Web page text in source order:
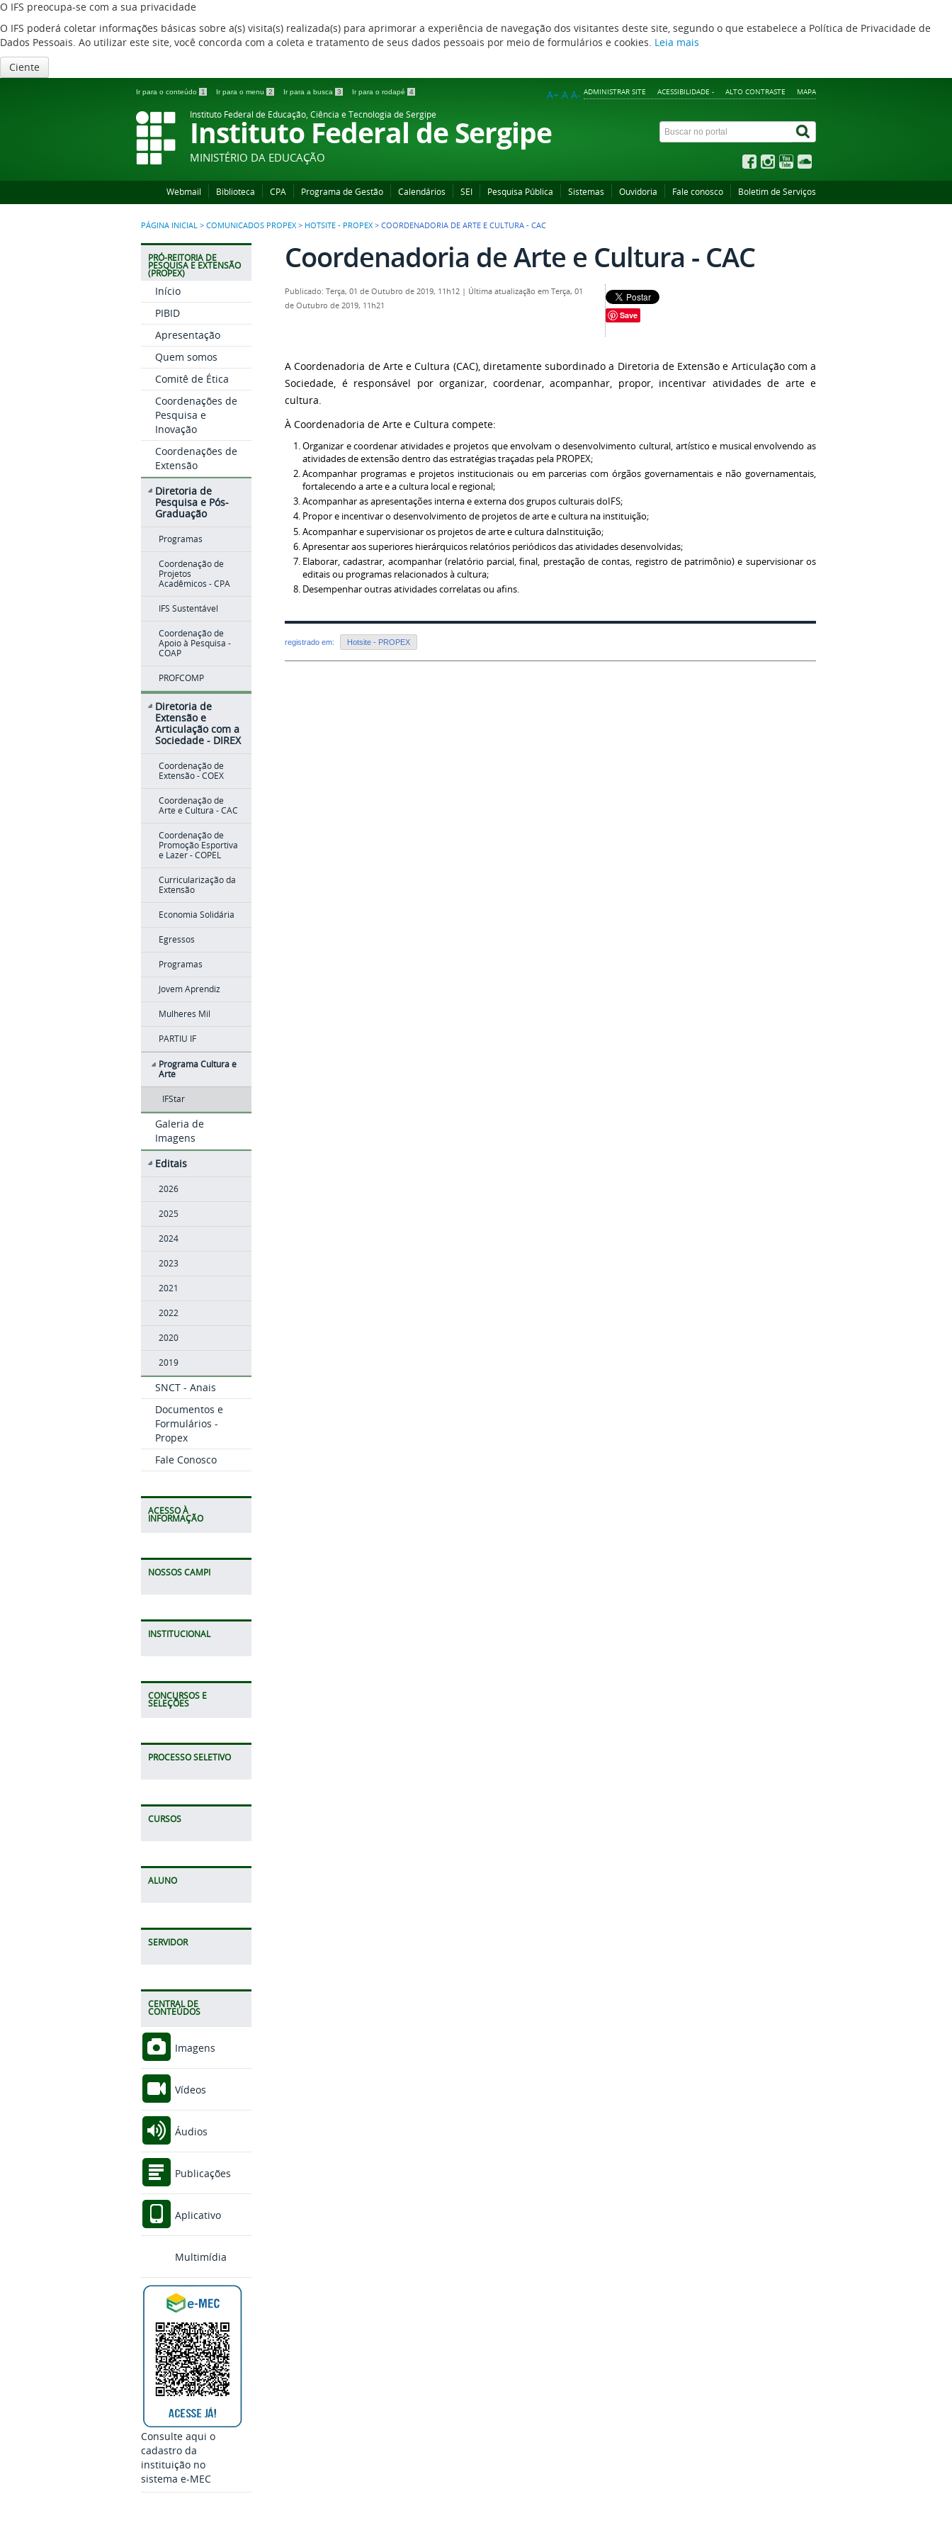
O IFS preocupa-se com a sua privacidade
O IFS poderá coletar informações básicas sobre a(s) visita(s) realizada(s) para aprimorar a experiência de navegação dos visitantes deste site, segundo o que estabelece a Política de Privacidade de
Dados Pessoais. Ao utilizar este site, você concorda com a coleta e tratamento de seus dados pessoais por meio de formulários e cookies. Leia mais
Ciente
Ir para o conteúdo 1 Ir para o menu 2 Ir para a busca 3 Ir para o rodapé 4 ADMINISTRAR SITE ACESSIBILIDADE - ALTO CONTRASTE MAPA
A+ A A-
Instituto Federal de Educação, Ciência e Tecnologia de Sergipe
Instituto Federal de Sergipe
MINISTÉRIO DA EDUCAÇÃO
Webmail Biblioteca CPA Programa de Gestão Calendários SEI Pesquisa Pública Sistemas Ouvidoria Fale conosco Boletim de Serviços
PÁGINA INICIAL > COMUNICADOS PROPEX > HOTSITE - PROPEX > COORDENADORIA DE ARTE E CULTURA - CAC
PRÓ-REITORIA DE
PESQUISA E EXTENSÃO
(PROPEX)
Início
PIBID
Apresentação
Quem somos
Comitê de Ética
Coordenações de
Pesquisa e
Inovação
Coordenações de
Extensão
Diretoria de
Pesquisa e Pós-
Graduação
Programas
Coordenação de
Projetos
Acadêmicos - CPA
IFS Sustentável
Coordenação de
Apoio à Pesquisa -
COAP
PROFCOMP
Diretoria de
Extensão e
Articulação com a
Sociedade - DIREX
Coordenação de
Extensão - COEX
Coordenação de
Arte e Cultura - CAC
Coordenação de
Promoção Esportiva
e Lazer - COPEL
Curricularização da
Extensão
Economia Solidária
Egressos
Programas
Jovem Aprendiz
Mulheres Mil
PARTIU IF
Programa Cultura e
Arte
IFStar
Galeria de
Imagens
Editais
2026
2025
2024
2023
2021
2022
2020
2019
SNCT - Anais
Documentos e
Formulários -
Propex
Fale Conosco
ACESSO À
INFORMAÇÃO
NOSSOS CAMPI
INSTITUCIONAL
CONCURSOS E
SELEÇÕES
PROCESSO SELETIVO
CURSOS
ALUNO
SERVIDOR
CENTRAL DE
CONTEÚDOS
Imagens
Vídeos
Áudios
Publicações
Aplicativo
Multimídia
Consulte aqui o
cadastro da
instituição no
sistema e-MEC
Coordenadoria de Arte e Cultura - CAC
Publicado: Terça, 01 de Outubro de 2019, 11h12 | Última atualização em Terça, 01
de Outubro de 2019, 11h21
Save
A Coordenadoria de Arte e Cultura (CAC), diretamente subordinado a Diretoria de Extensão e Articulação com a
Sociedade, é responsável por organizar, coordenar, acompanhar, propor, incentivar atividades de arte e
cultura.
À Coordenadoria de Arte e Cultura compete:
Organizar e coordenar atividades e projetos que envolvam o desenvolvimento cultural, artístico e musical envolvendo as
atividades de extensão dentro das estratégias traçadas pela PROPEX;
Acompanhar programas e projetos institucionais ou em parcerias com órgãos governamentais e não governamentais,
fortalecendo a arte e a cultura local e regional;
Acompanhar as apresentações interna e externa dos grupos culturais doIFS;
Propor e incentivar o desenvolvimento de projetos de arte e cultura na instituição;
Acompanhar e supervisionar os projetos de arte e cultura daInstituição;
Apresentar aos superiores hierárquicos relatórios periódicos das atividades desenvolvidas;
Elaborar, cadastrar, acompanhar (relatório parcial, final, prestação de contas, registro de patrimônio) e supervisionar os
editais ou programas relacionados à cultura;
Desempenhar outras atividades correlatas ou afins.
registrado em: Hotsite - PROPEX